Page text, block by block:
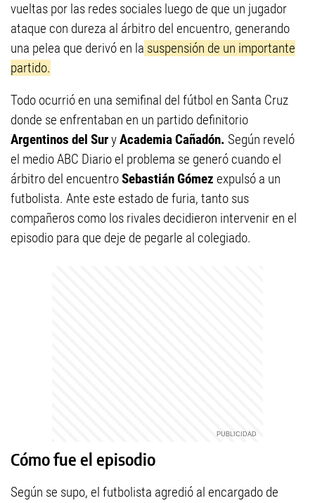
vueltas por las redes sociales luego de que un jugador
ataque con dureza al árbitro del encuentro, generando
una pelea que derivó en la suspensión de un importante
partido.
Todo ocurrió en una semifinal del fútbol en Santa Cruz
donde se enfrentaban en un partido definitorio
Argentinos del SuryAcademia Cañadón. Según reveló
el medio ABC Diario el problema se generó cuando el
árbitro del encuentroSebastián Gómez expulsó a un
futbolista. Ante este estado de furia, tanto sus
compañeros como los rivales decidieron intervenir en el
episodio para que deje de pegarle al colegiado.
Cómo fue el episodio
Según se supo, el futbolista agredió al encargado de